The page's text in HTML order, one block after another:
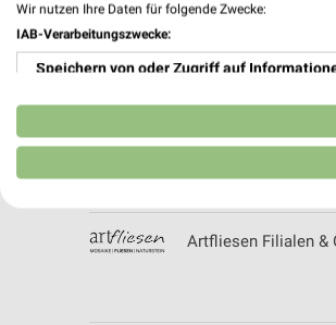
ARGU
Artfliesen Filialen &
Wir nutzen Ihre Daten für folgende Zwecke:
IAB-Verarbeitungszwecke:
Speichern von oder Zugriff auf
Verwendung reduzierter Daten zur
Erstellung von Profilen für personalisierte
Erstellung von Profilen zur